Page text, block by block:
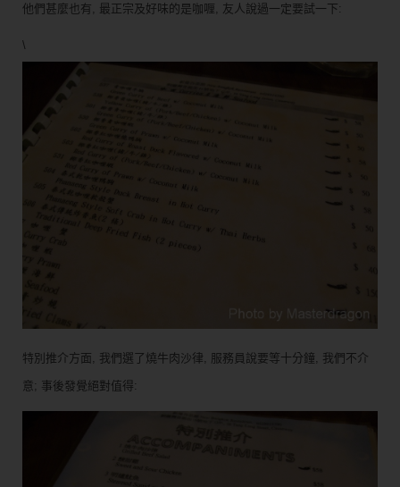
他們甚麼也有, 最正宗及好味的是咖喱, 友人說過一定要試一下:
\
特別推介方面, 我們選了燒牛肉沙律, 服務員說要等十分鐘, 我們不介
意; 事後發覺絕對值得: